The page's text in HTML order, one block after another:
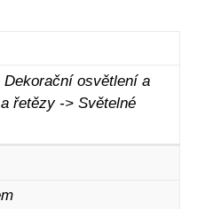
Dekorační osvětlení a
řetězy -> Světelné